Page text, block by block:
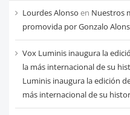
cada
mes
Lourdes Alonso en Nuestros
promovida por Gonzalo
Vox Luminis inaugura la
la más internacional de su
Luminis inaugura la edición
más internacional de su